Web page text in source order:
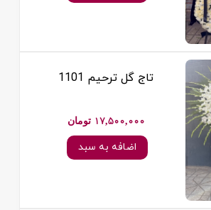
تاج گل ترحیم 1101
17,500,000 تومان
اضافه به سبد